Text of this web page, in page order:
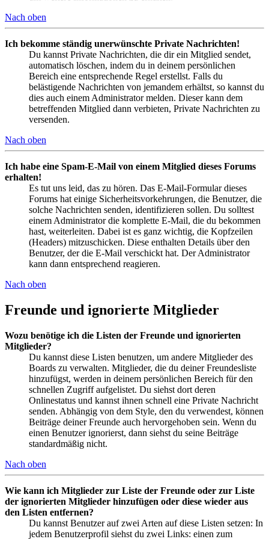
Nach oben
Ich bekomme ständig unerwünschte Private Nachrichten!
Du kannst Private Nachrichten, die dir ein Mitglied sendet,
automatisch löschen, indem du in deinem persönlichen
Bereich eine entsprechende Regel erstellst. Falls du
belästigende Nachrichten von jemandem erhältst, so kannst du
dies auch einem Administrator melden. Dieser kann dem
betreffenden Mitglied dann verbieten, Private Nachrichten zu
versenden.
Nach oben
Ich habe eine Spam-E-Mail von einem Mitglied dieses Forums
erhalten!
Es tut uns leid, das zu hören. Das E-Mail-Formular dieses
Forums hat einige Sicherheitsvorkehrungen, die Benutzer, die
solche Nachrichten senden, identifizieren sollen. Du solltest
einem Administrator die komplette E-Mail, die du bekommen
hast, weiterleiten. Dabei ist es ganz wichtig, die Kopfzeilen
(Headers) mitzuschicken. Diese enthalten Details über den
Benutzer, der die E-Mail verschickt hat. Der Administrator
kann dann entsprechend reagieren.
Nach oben
Freunde und ignorierte Mitglieder
Wozu benötige ich die Listen der Freunde und ignorierten
Mitglieder?
Du kannst diese Listen benutzen, um andere Mitglieder des
Boards zu verwalten. Mitglieder, die du deiner Freundesliste
hinzufügst, werden in deinem persönlichen Bereich für den
schnellen Zugriff aufgelistet. Du siehst dort deren
Onlinestatus und kannst ihnen schnell eine Private Nachricht
senden. Abhängig von dem Style, den du verwendest, können
Beiträge deiner Freunde auch hervorgehoben sein. Wenn du
einen Benutzer ignorierst, dann siehst du seine Beiträge
standardmäßig nicht.
Nach oben
Wie kann ich Mitglieder zur Liste der Freunde oder zur Liste
der ignorierten Mitglieder hinzufügen oder diese wieder aus
den Listen entfernen?
Du kannst Benutzer auf zwei Arten auf diese Listen setzen: In
jedem Benutzerprofil siehst du zwei Links: einen zum